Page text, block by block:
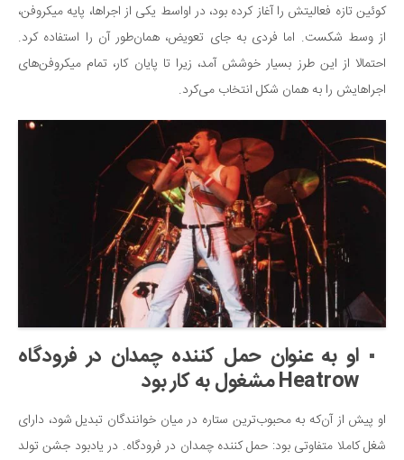
کوئین تازه فعالیتش را آغاز کرده بود، در اواسط یکی از اجراها، پایه میکروفن،
از وسط شکست. اما فردی به جای تعویض، همان‌طور آن را استفاده کرد.
احتمالا از این طرز بسیار خوشش آمد، زیرا تا پایان کار، تمام میکروفن‌های
اجراهایش را به همان شکل انتخاب می‌کرد.
او به عنوان حمل کننده چمدان در فرودگاه
Heatrow مشغول به کار بود
او پیش از آن‌که به محبوب‌ترین ستاره در میان خوانندگان تبدیل شود، دارای
شغل کاملا متفاوتی بود: حمل کننده چمدان در فرودگاه. در یادبود جشن تولد